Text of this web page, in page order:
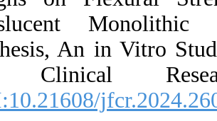
prosthesis,
and
[